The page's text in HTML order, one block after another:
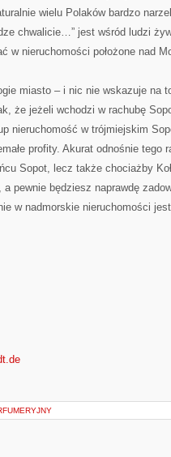
wielu Polaków bardzo
chwalicie…” jest wśród ludzi
w nieruchomości położone nad
miasto – i nic nie wskazuje na
że jeżeli wchodzi w rachubę
nieruchomość w trójmiejskim
profity. Akurat odnośnie tego
Sopot, lecz także chociażby
pewnie będziesz naprawdę
w nadmorskie nieruchomości